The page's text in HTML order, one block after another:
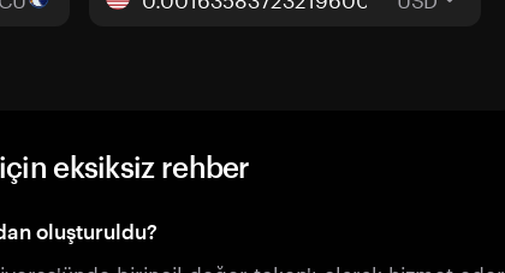
eksiksiz rehber
oluşturuldu?